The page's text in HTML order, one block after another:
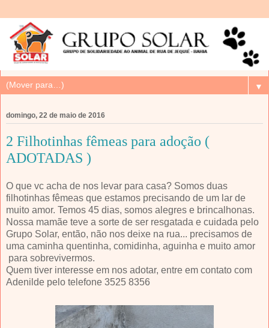
▼
domingo, 22 de maio de 2016
2 Filhotinhas fêmeas para adoção (
ADOTADAS )
O que vc acha de nos levar para casa? Somos duas
filhotinhas fêmeas que estamos precisando de um lar de
muito amor. Temos 45 dias, somos alegres e brincalhonas.
Nossa mamãe teve a sorte de ser resgatada e cuidada pelo
Grupo Solar, então, não nos deixe na rua... precisamos de
uma caminha quentinha, comidinha, aguinha e muito amor
para sobrevivermos.
Quem tiver interesse em nos adotar, entre em contato com
Adenilde pelo telefone 3525 8356